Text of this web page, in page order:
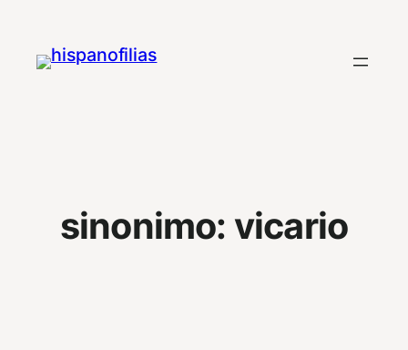
contenido
sinonimo: vicario